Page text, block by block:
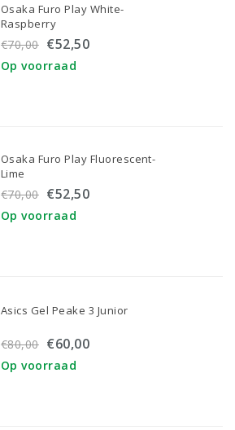
Osaka Furo Play White-
Raspberry
€70,00 €52,50
Op voorraad
Osaka Furo Play Fluorescent-
Lime
€70,00 €52,50
Op voorraad
Asics Gel Peake 3 Junior
€80,00 €60,00
Op voorraad